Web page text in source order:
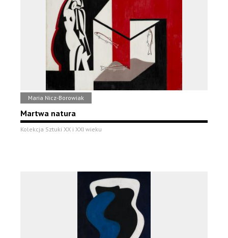
Maria Nicz-Borowiak
Martwa natura
Kolekcja Sztuki XX i XXI wieku